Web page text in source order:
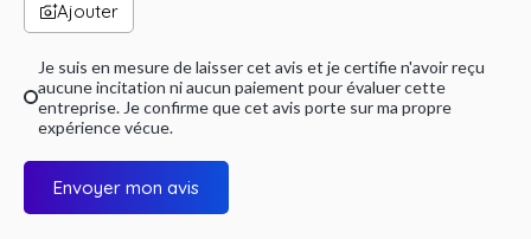
Ajouter
Je suis en mesure de laisser cet avis et je certifie n'avoir reçu
aucune incitation ni aucun paiement pour évaluer cette
entreprise. Je confirme que cet avis porte sur ma propre
expérience vécue.
Envoyer mon avis